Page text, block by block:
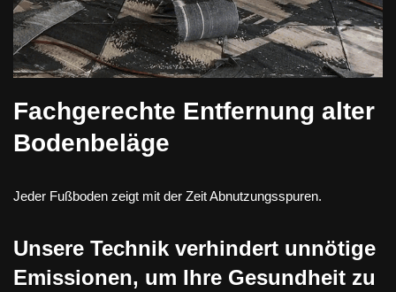
Fachgerechte Entfernung alter
Bodenbeläge
Jeder Fußboden zeigt mit der Zeit Abnutzungsspuren.
Unsere Technik verhindert unnötige
Emissionen, um Ihre Gesundheit zu